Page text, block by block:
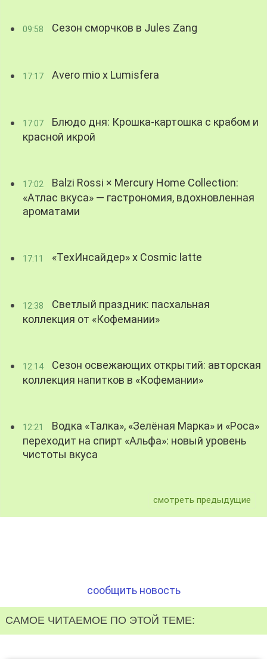
09:58 Сезон сморчков в Jules Zang
17:17 Avero mio x Lumisfera
17:07
Блюдо дня: Крошка-картошка с крабом и
красной икрой
17:02
Balzi Rossi × Mercury Home Collection:
«Атлас вкуса» — гастрономия, вдохновленная
ароматами
17:11 «ТехИнсайдер» х Cosmic latte
12:38
Светлый праздник: пасхальная
коллекция от «Кофемании»
12:14
Сезон освежающих открытий: авторская
коллекция напитков в «Кофемании»
12:21
Водка «Талка», «Зелёная Марка» и «Роса»
переходит на спирт «Альфа»: новый уровень
чистоты вкуса
смотреть предыдущие
сообщить новость
САМОЕ ЧИТАЕМОЕ ПО ЭТОЙ ТЕМЕ: